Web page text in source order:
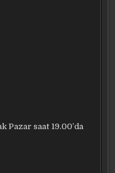
Pazar saat 19.00’da